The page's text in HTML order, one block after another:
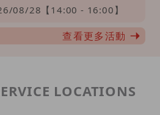
08/28【14:00 - 16:00】
查看更多活動
LOCATIONS